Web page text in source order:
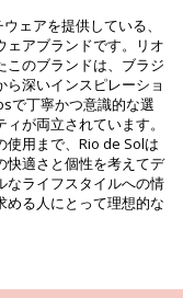
飾品は含まれていませ
M (7899810437877),
Atlantico
ェアを提供している、
ェアブランドです。リオ
このブランドは、ブラジ
深いインスピレーショ
で丁寧かつ意識的な選
が両立されています。
使用まで、Rio de Solは
快適さと個性を考えてデ
なライフスタイルへの情
める人にとって理想的な